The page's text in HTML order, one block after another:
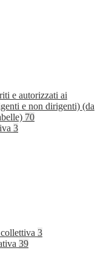
e autorizzati ai
e non dirigenti) (da
70
3
3
39